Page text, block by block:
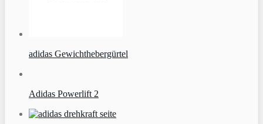
adidas Gewichthebergürtel
Adidas Powerlift 2